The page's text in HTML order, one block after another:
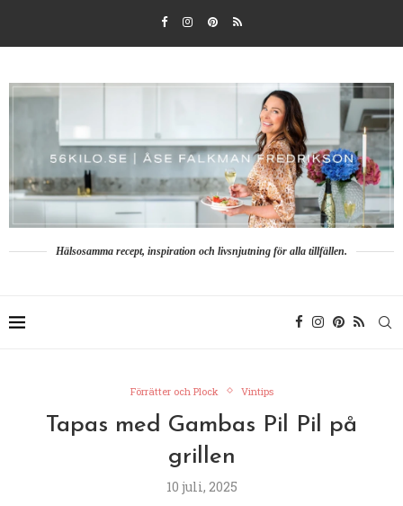
Hälsosamma recept, inspiration och livsnjutning för alla tillfällen.
Förrätter och Plock Vintips
Tapas med Gambas Pil Pil på
grillen
10 juli, 2025